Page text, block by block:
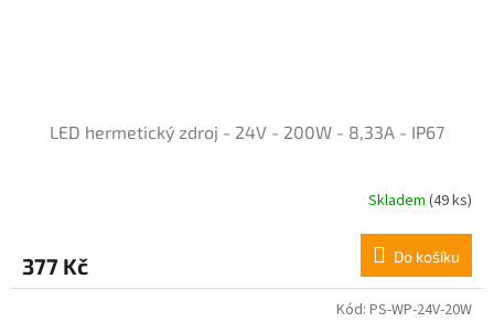
LED hermetický zdroj - 24V - 200W - 8,33A - IP67
Skladem (49 ks)
377 Kč Do košíku
Kód: PS-WP-24V-20W